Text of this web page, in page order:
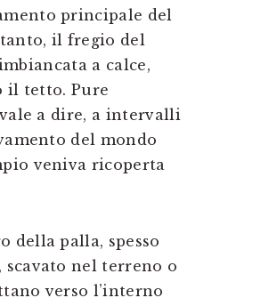
principale del
il fregio del
a calce,
il tetto. Pure
a dire, a intervalli
del mondo
veniva ricoperta
della palla, spesso
nel terreno o
verso l’interno